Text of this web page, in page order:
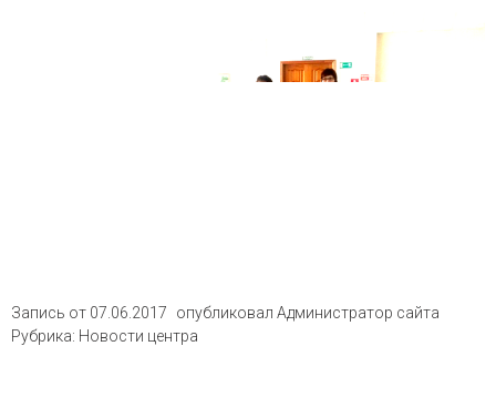
Запись от 07.06.2017 опубликовал Администратор сайта
Рубрика: Новости центра